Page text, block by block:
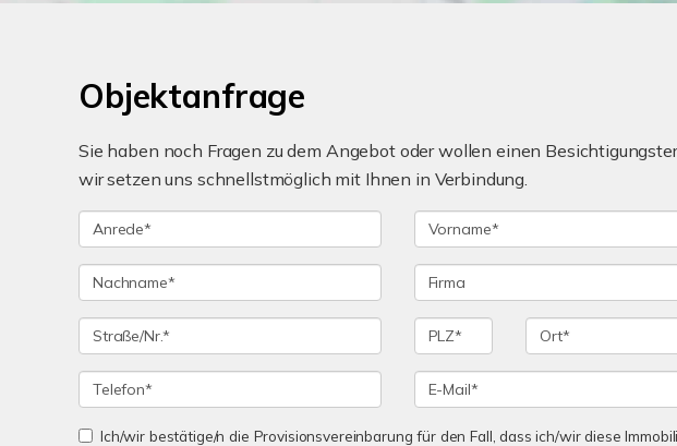
Objektanfrage
Sie haben noch Fragen zu dem Angebot oder wollen einen
wir setzen uns schnellstmöglich mit Ihnen in Verbindung.
Ich/wir bestätige/n die Provisionsvereinbarung für den Fall, dass ich/wir diese